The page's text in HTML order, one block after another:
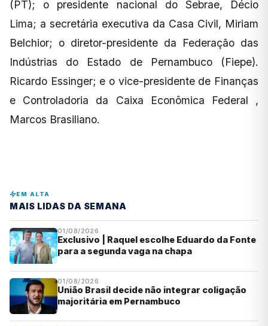
(PT); o presidente nacional do Sebrae, Décio
Lima; a secretária executiva da Casa Civil, Miriam
Belchior; o diretor-presidente da Federação das
Indústrias do Estado de Pernambuco (Fiepe).
Ricardo Essinger; e o vice-presidente de Finanças
e Controladoria da Caixa Econômica Federal ,
Marcos Brasiliano.
EM ALTA
MAIS LIDAS DA SEMANA
01/08/2026
Exclusivo | Raquel escolhe Eduardo da Fonte
para a segunda vaga na chapa
01/08/2026
União Brasil decide não integrar coligação
majoritária em Pernambuco